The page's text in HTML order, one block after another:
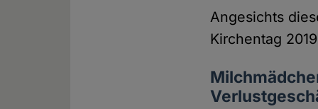
Angesichts
Kirchentag